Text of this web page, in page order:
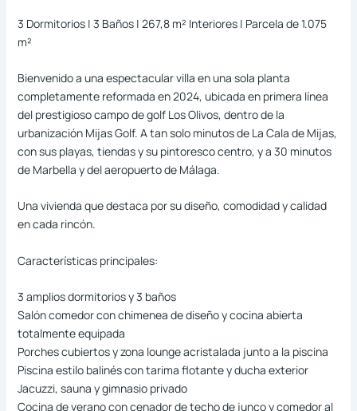
3 Dormitorios | 3 Baños | 267,8 m² Interiores | Parcela de 1.075
m²
Bienvenido a una espectacular villa en una sola planta
completamente reformada en 2024, ubicada en primera línea
del prestigioso campo de golf Los Olivos, dentro de la
urbanización Mijas Golf. A tan solo minutos de La Cala de Mijas,
con sus playas, tiendas y su pintoresco centro, y a 30 minutos
de Marbella y del aeropuerto de Málaga.
Una vivienda que destaca por su diseño, comodidad y calidad
en cada rincón.
Características principales:
3 amplios dormitorios y 3 baños
Salón comedor con chimenea de diseño y cocina abierta
totalmente equipada
Porches cubiertos y zona lounge acristalada junto a la piscina
Piscina estilo balinés con tarima flotante y ducha exterior
Jacuzzi, sauna y gimnasio privado
Cocina de verano con cenador de techo de junco y comedor al